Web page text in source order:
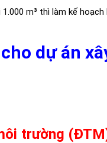
m³ thì làm kế hoạch
dự án
trường